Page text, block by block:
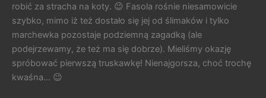
robić za stracha na koty. 😉 Fasola rośnie niesamowicie
szybko, mimo iż też dostało się jej od ślimaków i tylko
marchewka pozostaje podziemną zagadką (ale
podejrzewamy, że też ma się dobrze). Mieliśmy okazję
spróbować pierwszą truskawkę! Nienajgorsza, choć trochę
kwaśna… 😉